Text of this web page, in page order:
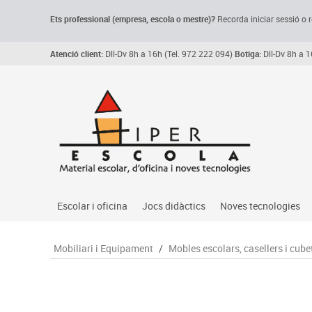
Ets professional (empresa, escolao mestre)? Recorda iniciar sessió o
Atenció client: Dll-Dv 8h a 16h (Tel. 972 222 094)Botiga: Dll-Dv 8h a
Escolar i oficina
Arxiu, carpetes i classificadors
Jocs didàctics
Primeres edats
Noves tecnologies
Audio
Mobiliari i Equipament / Mobles escolars, casellers i